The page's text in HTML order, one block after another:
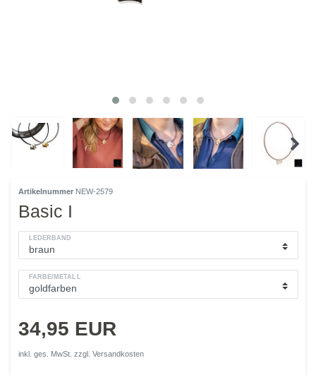
Artikelnummer NEW-2579
Basic I
LEDERBAND
FARBE/METALL
34,95 EUR
inkl. ges. MwSt. zzgl. Versandkosten